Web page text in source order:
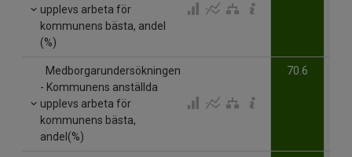
upplevs arbeta för
kommunens bästa, andel
(%)
Medborgarundersökningen
- Kommunens anställda
upplevs arbeta för
kommunens bästa,
andel(%)
70.6